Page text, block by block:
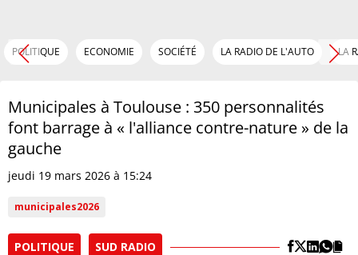
POLITIQUE ECONOMIE SOCIÉTÉ LA RADIO DE L'AUTO LA
Municipales à Toulouse : 350 personnalités
font barrage à « l'alliance contre-nature » de la
gauche
jeudi 19 mars 2026 à 15:24
municipales2026
POLITIQUE SUD RADIO